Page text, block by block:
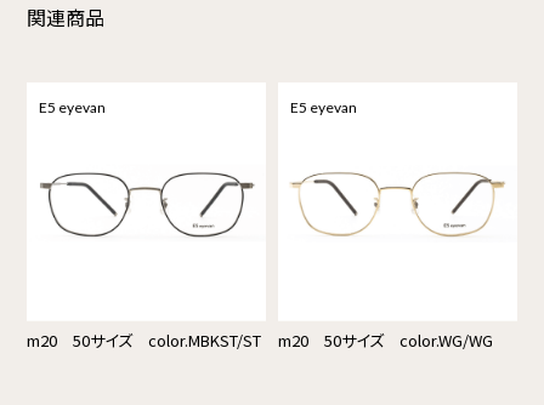
関連商品
E5 eyevan
m20 50サイズ color.MBKST/ST
E5 eyevan
m20 50サイズ color.WG/WG